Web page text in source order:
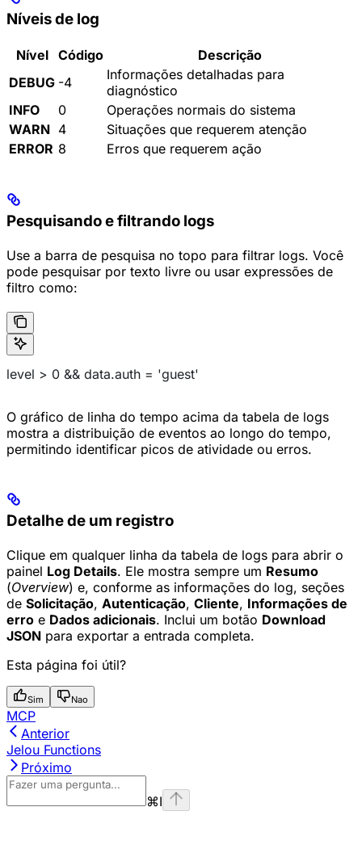
Níveis de log
Nível Código
Descrição
DEBUG -4
Informações detalhadas para
diagnóstico
INFO
0
Operações normais do sistema
WARN 4
Situações que requerem atenção
ERROR 8 Erros que requerem ação
Pesquisando e filtrando logs
Use a barra de pesquisa no topo para filtrar logs. Você
pode pesquisar por texto livre ou usar expressões de
filtro como:
level > 0 && data.auth = 'guest'
O gráfico de linha do tempo acima da tabela de logs
mostra a distribuição de eventos ao longo do tempo,
permitindo identificar picos de atividade ou erros.
Detalhe de um registro
Clique em qualquer linha da tabela de logs para abrir o
painel Log Details. Ele mostra sempre um Resumo
(Overview) e, conforme as informações do log, seções
de Solicitação, Autenticação, Cliente, Informações de
erro e Dados adicionais. Inclui um botão Download
JSON para exportar a entrada completa.
Esta página foi útil?
Sim Nao
MCP
Anterior
Jelou Functions
Próximo
⌘I